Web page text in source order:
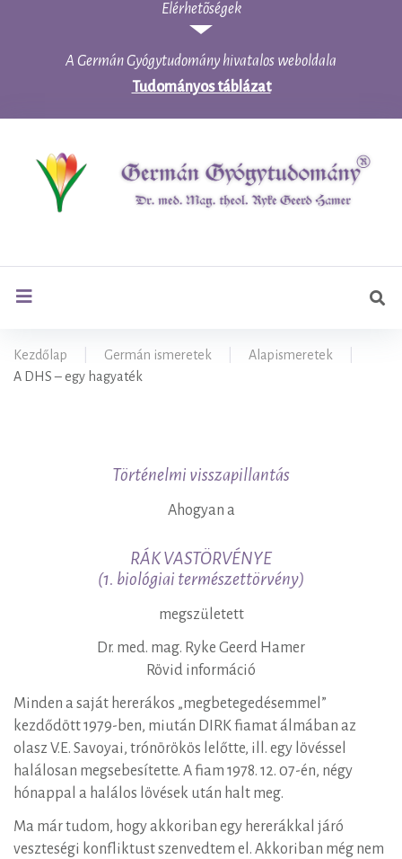
A Germán Gyógytudomány hivatalos weboldala
Tudományos táblázat
Kezdőlap Germán ismeretek Alapismeretek
A DHS – egy hagyaték
Történelmi visszapillantás
Ahogyan a
RÁK VASTÖRVÉNYE
(1. biológiai természettörvény)
megszületett
Dr. med. mag. Ryke Geerd Hamer
Rövid információ
Minden a saját hererákos „megbetegedésemmel”
kezdődött 1979-ben, miután DIRK fiamat álmában az
olasz V.E. Savoyai, trónörökös lelőtte, ill. egy lövéssel
halálosan megsebesítette. A fiam 1978. 12. 07-én, négy
hónappal a halálos lövések után halt meg.
Ma már tudom, hogy akkoriban egy hererákkal járó
veszteségi konfliktust szenvedtem el. Akkoriban még nem
Elérhetõségek